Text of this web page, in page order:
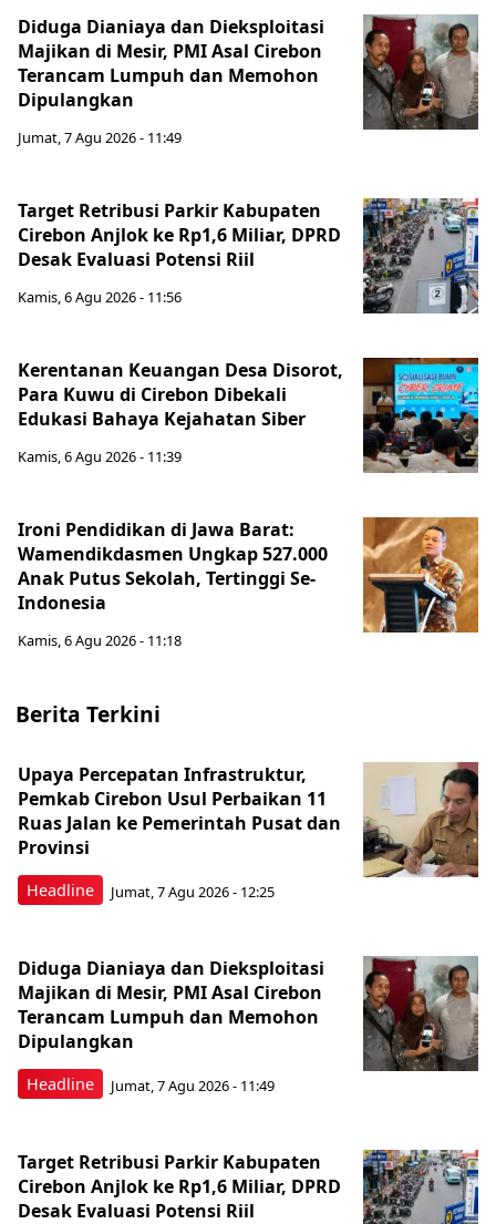
Diduga Dianiaya dan Dieksploitasi
Majikan di Mesir, PMI Asal Cirebon
Terancam Lumpuh dan Memohon
Dipulangkan
Jumat, 7 Agu 2026 - 11:49
Target Retribusi Parkir Kabupaten
Cirebon Anjlok ke Rp1,6 Miliar, DPRD
Desak Evaluasi Potensi Riil
Kamis, 6 Agu 2026 - 11:56
Kerentanan Keuangan Desa Disorot,
Para Kuwu di Cirebon Dibekali
Edukasi Bahaya Kejahatan Siber
Kamis, 6 Agu 2026 - 11:39
Ironi Pendidikan di Jawa Barat:
Wamendikdasmen Ungkap 527.000
Anak Putus Sekolah, Tertinggi Se-
Indonesia
Kamis, 6 Agu 2026 - 11:18
Berita Terkini
Headline
Upaya Percepatan Infrastruktur,
Pemkab Cirebon Usul Perbaikan 11
Ruas Jalan ke Pemerintah Pusat dan
Provinsi
Jumat, 7 Agu 2026 - 12:25
Headline
Diduga Dianiaya dan Dieksploitasi
Majikan di Mesir, PMI Asal Cirebon
Terancam Lumpuh dan Memohon
Dipulangkan
Jumat, 7 Agu 2026 - 11:49
Target Retribusi Parkir Kabupaten
Cirebon Anjlok ke Rp1,6 Miliar, DPRD
Desak Evaluasi Potensi Riil